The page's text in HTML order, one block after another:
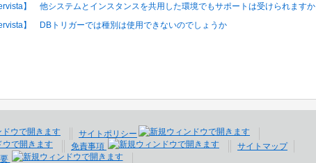
】 他システムとインスタンスを共用した環境でもサポートは受けられますか
】 DBトリガーでは種別は使用できないのでしょうか
サイトポリシー
免責事項
サイトマップ